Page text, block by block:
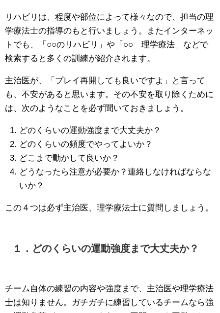
リハビリは、程度や部位によって様々なので、担当の理
学療法士の指導のもと行いましょう。またインターネッ
トでも、「○○のリハビリ」や「○○ 理学療法」などで
検索すると多くの訓練が紹介されます。
主治医が、「プレイ再開しても良いですよ」と言って
も、不安があると思います。その不安を取り除くために
は、次のようなことを必ず聞いておきましょう。
どのくらいの運動強度まで大丈夫か？
どのくらいの頻度でやってよいか？
どこまで動かして良いか？
どうなったら注意が必要か？連絡しなければならな
いか？
この４つは必ず主治医、理学療法士に質問しましょう。
１．どのくらいの運動強度まで大丈夫か？
チーム自体の練習の内容や強度まで、主治医や理学療法
士は知りません。ガチガチに練習しているチームなら強